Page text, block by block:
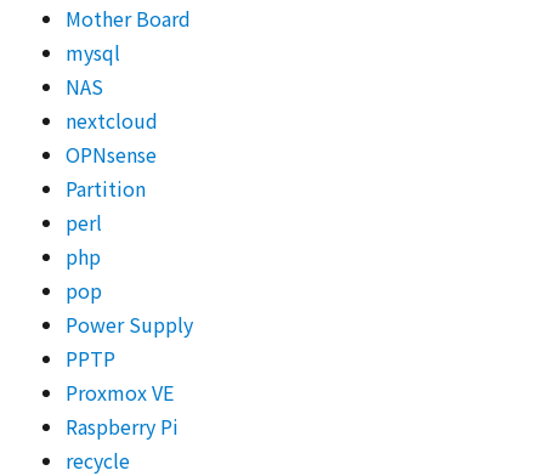
Mother Board
mysql
NAS
nextcloud
OPNsense
Partition
perl
php
pop
Power Supply
PPTP
Proxmox VE
Raspberry Pi
recycle